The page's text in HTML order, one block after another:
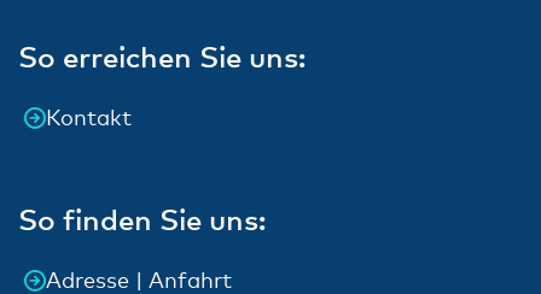
So erreichen Sie uns:
Kontakt
So finden Sie uns:
Adresse | Anfahrt